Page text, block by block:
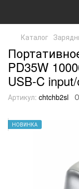
Каталог
PD35W
USB-C
Артикул: chtchb2sl
НОВИНКА